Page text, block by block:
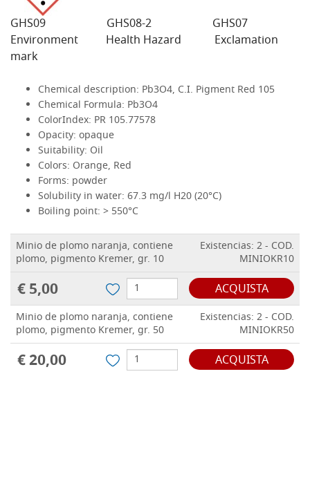
GHS09 GHS08-2 GHS07
Environment Health Hazard Exclamation
mark
Chemical description: Pb3O4, C.I. Pigment Red 105
Chemical Formula: Pb3O4
ColorIndex: PR 105.77578
Opacity: opaque
Suitability: Oil
Colors: Orange, Red
Forms: powder
Solubility in water: 67.3 mg/l H20 (20°C)
Boiling point: > 550°C
Minio de plomo naranja, contiene
plomo, pigmento Kremer, gr. 10
Existencias: 2 - COD.
MINIOKR10
€ 5,00 ACQUISTA
Minio de plomo naranja, contiene
plomo, pigmento Kremer, gr. 50
Existencias: 2 - COD.
MINIOKR50
€ 20,00 ACQUISTA